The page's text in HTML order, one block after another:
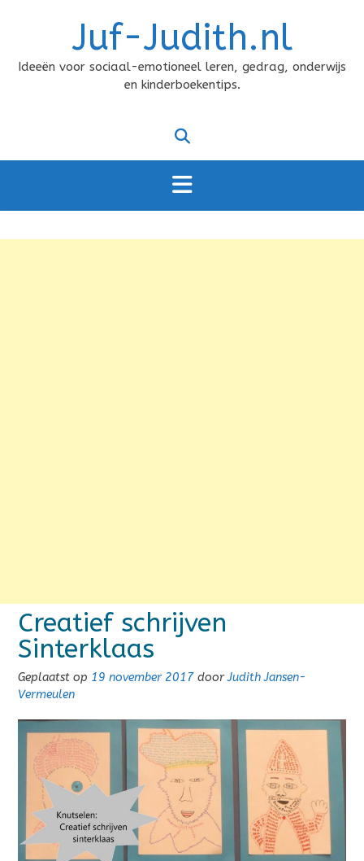
Juf-Judith.nl
Ideeën voor sociaal-emotioneel leren, gedrag, onderwijs
en kinderboekentips.
Creatief schrijven
Sinterklaas
Geplaatst op 19 november 2017 doorJudith Jansen-
Vermeulen